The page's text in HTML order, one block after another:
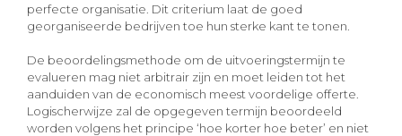
perfecte organisatie. Dit criterium laat de goed
georganiseerde bedrijven toe hun sterke kant te tonen.
De beoordelingsmethode om de uitvoeringstermijn te
evalueren mag niet arbitrair zijn en moet leiden tot het
aanduiden van de economisch meest voordelige offerte.
Logischerwijze zal de opgegeven termijn beoordeeld
worden volgens het principe ‘hoe korter hoe beter’ en niet